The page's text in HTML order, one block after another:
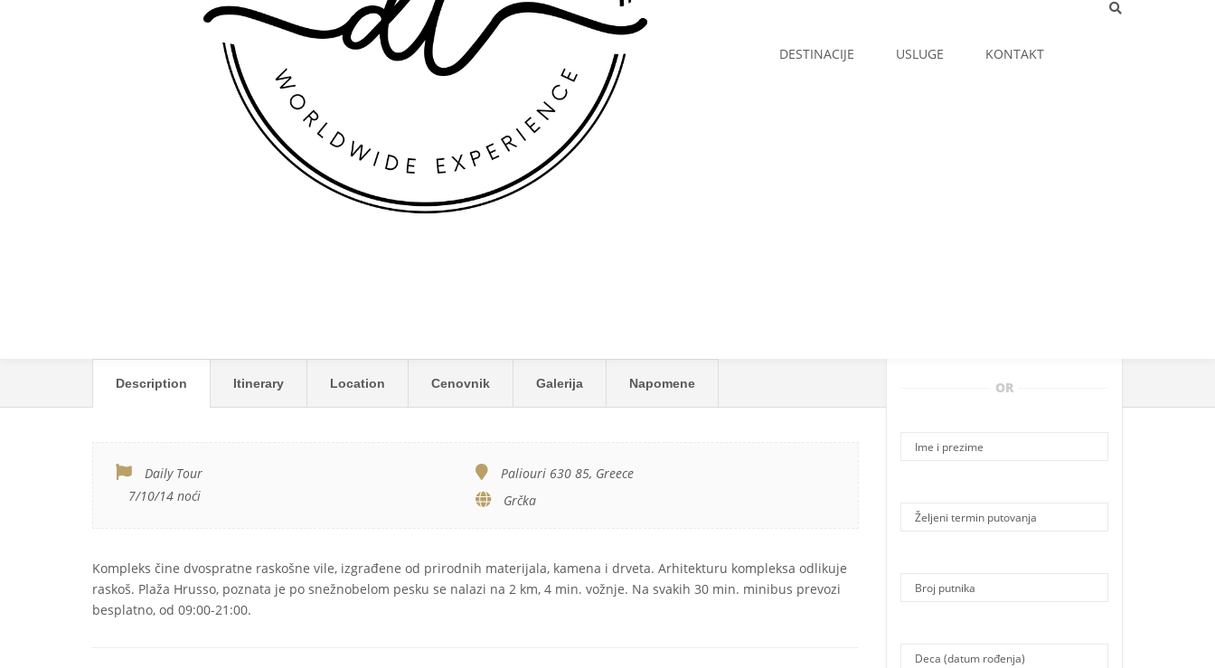
DESTINACIJE USLUGE KONTAKT
Description Itinerary Location Cenovnik Galerija Napomene
Daily Tour
7/10/14 noći
Paliouri 630 85, Greece
Grčka
Kompleks čine dvospratne raskošne vile, izgrađene od prirodnih materijala, kamena i drveta. Arhitekturu kompleksa odlikuje
raskoš. Plaža Hrusso, poznata je po snežnobelom pesku se nalazi na 2 km, 4 min. vožnje. Na svakih 30 min. minibus prevozi
besplatno, od 09:00-21:00.
OR